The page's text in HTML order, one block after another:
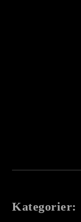
Kategorier: